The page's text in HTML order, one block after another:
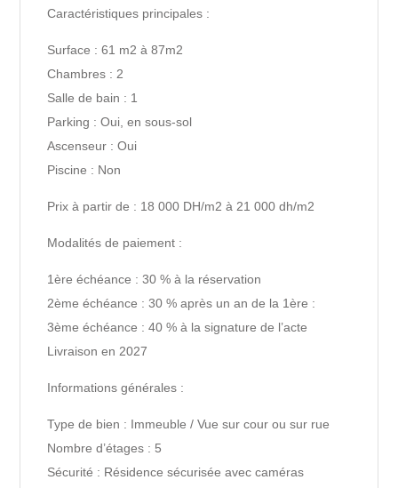
Caractéristiques principales :
Surface : 61 m2 à 87m2
Chambres : 2
Salle de bain : 1
Parking : Oui, en sous-sol
Ascenseur : Oui
Piscine : Non
Prix à partir de : 18 000 DH/m2 à 21 000 dh/m2
Modalités de paiement :
1ère échéance : 30 % à la réservation
2ème échéance : 30 % après un an de la 1ère :
3ème échéance : 40 % à la signature de l’acte
Livraison en 2027
Informations générales :
Type de bien : Immeuble / Vue sur cour ou sur rue
Nombre d’étages : 5
Sécurité : Résidence sécurisée avec caméras